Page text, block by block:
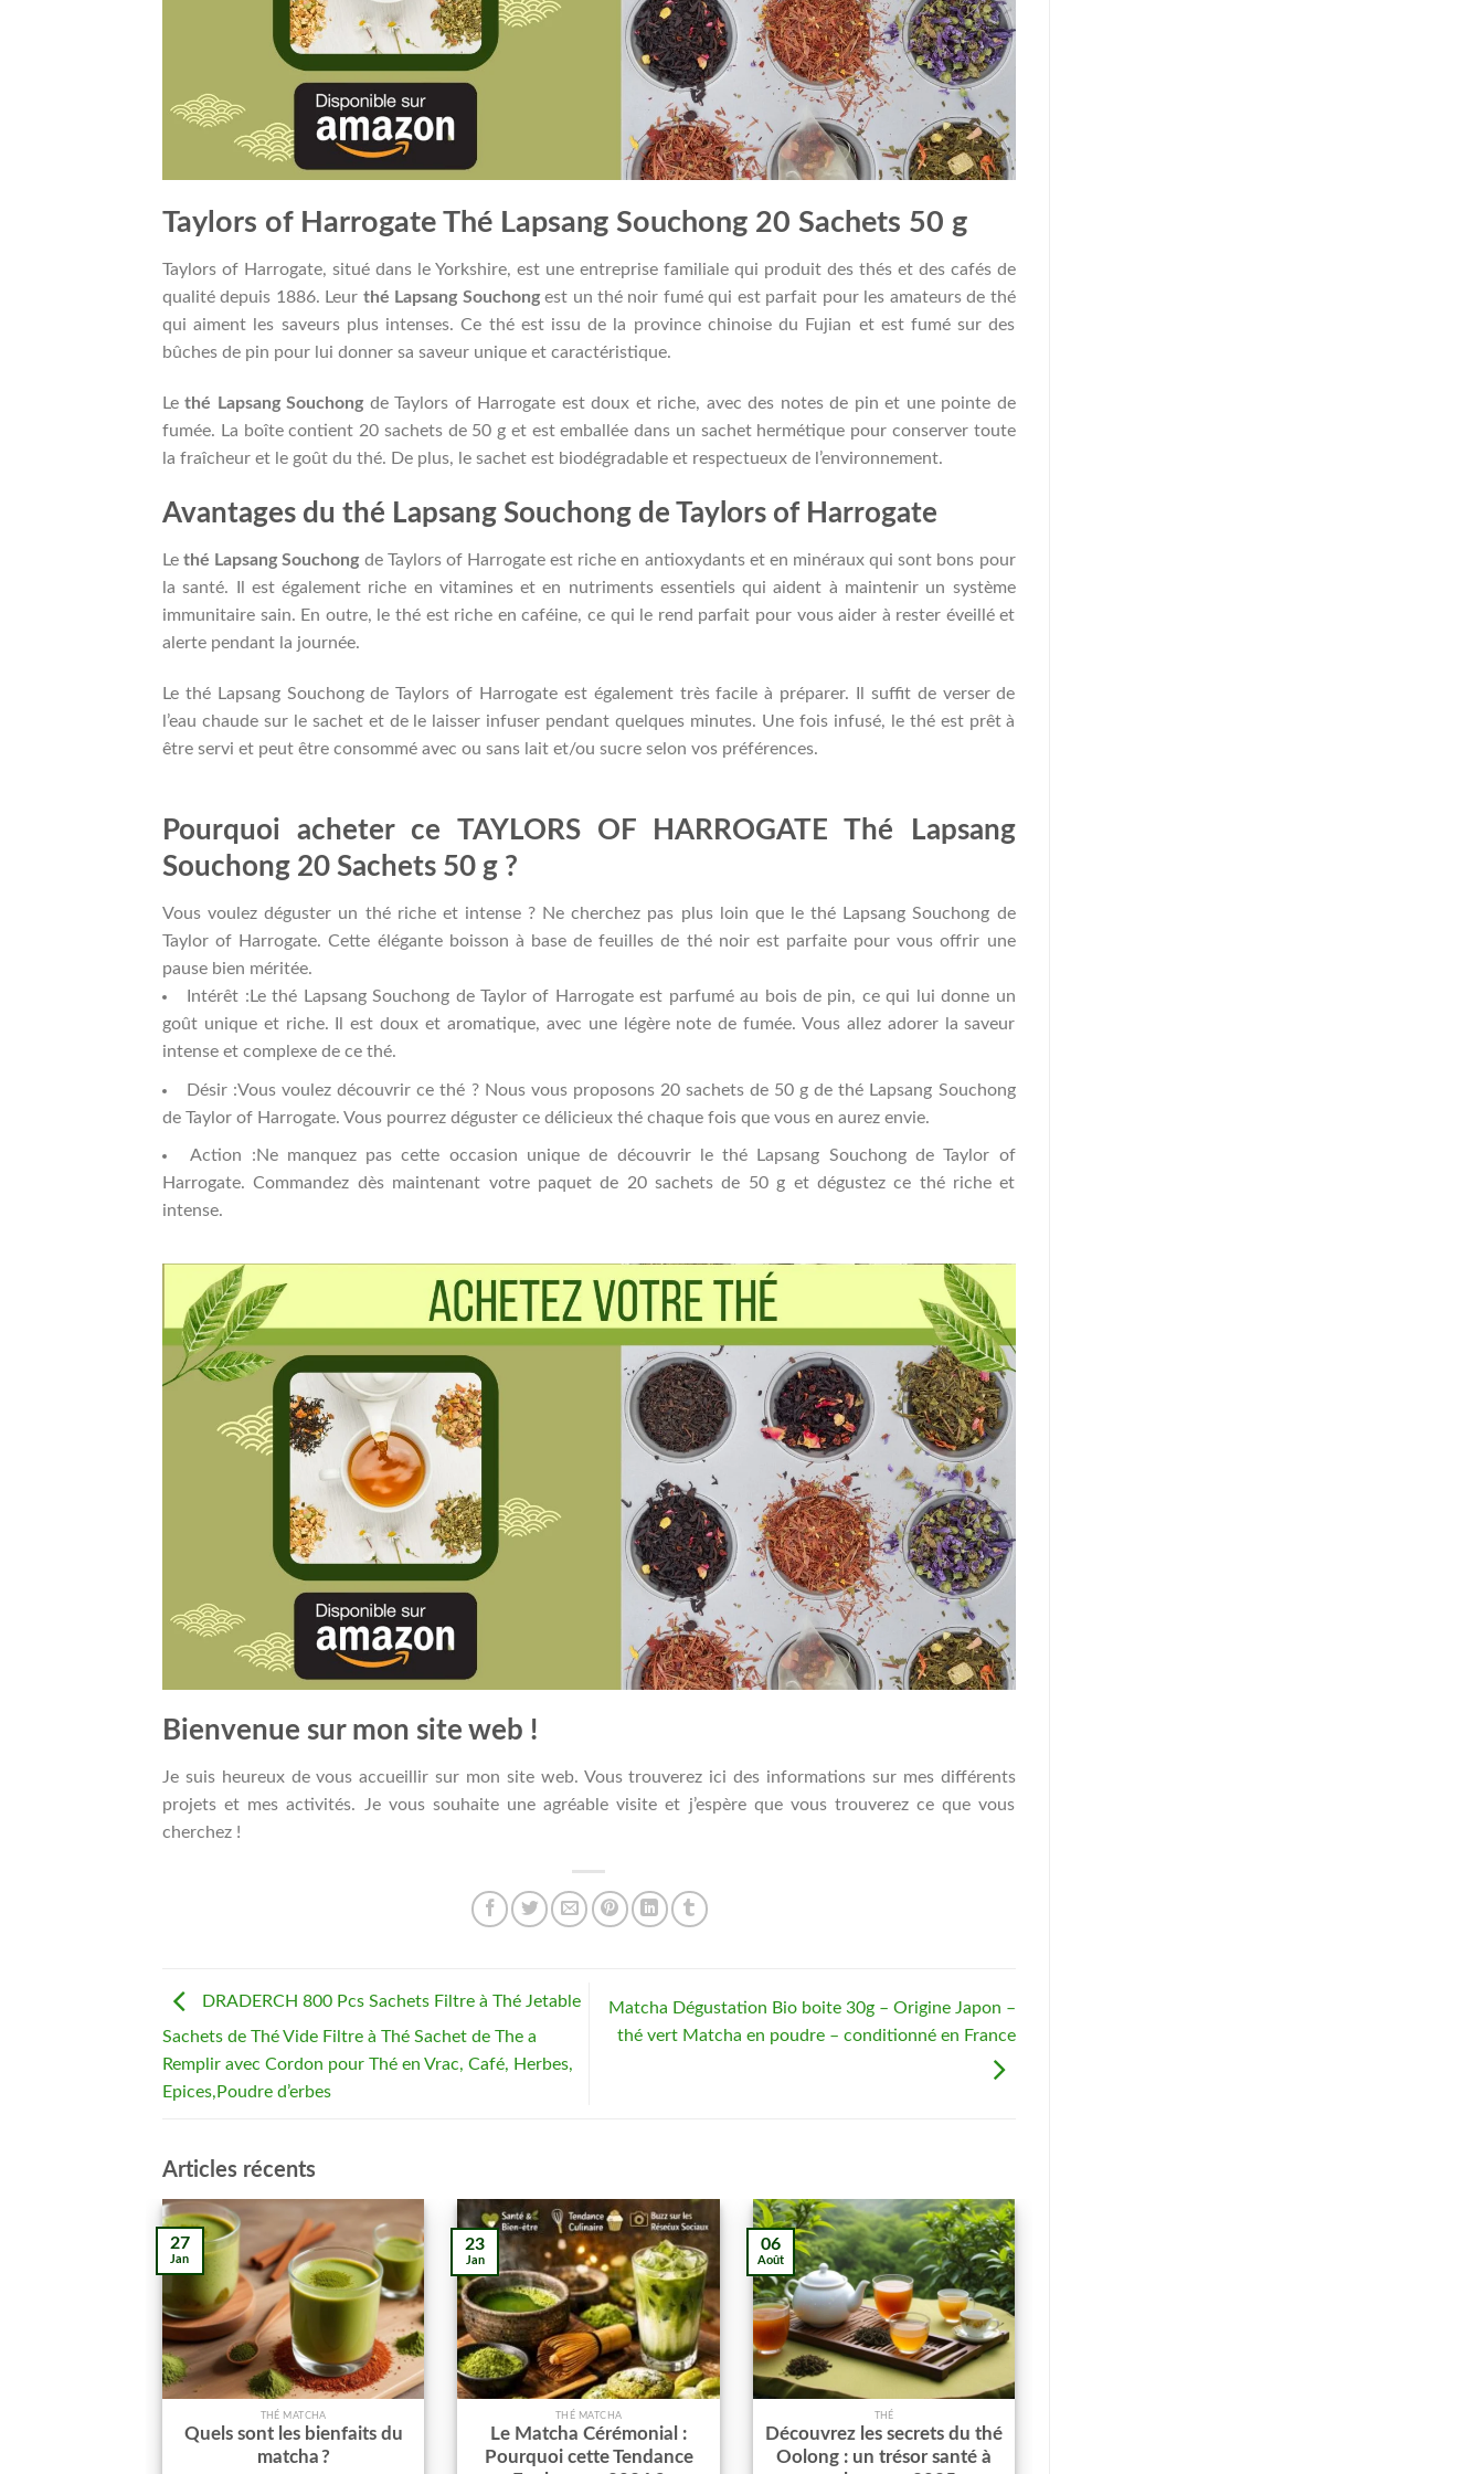
Taylors of Harrogate Thé Lapsang Souchong 20 Sachets 50 g
Taylors of Harrogate, situé dans le Yorkshire, est une entreprise familiale qui produit des thés et des cafés de
qualité depuis 1886. Leur thé Lapsang Souchongest un thé noir fumé qui est parfait pour les amateurs de thé
qui aiment les saveurs plus intenses. Ce thé est issu de la province chinoise du Fujian et est fumé sur des
bûches de pin pour lui donner sa saveur unique et caractéristique.
Lethé Lapsang Souchongde Taylors of Harrogate est doux et riche, avec des notes de pin et une pointe de
fumée. La boîte contient 20 sachets de 50 g et est emballée dans un sachet hermétique pour conserver toute
la fraîcheur et le goût du thé. De plus, le sachet est biodégradable et respectueux de l’environnement.
Avantages du thé Lapsang Souchong de Taylors of Harrogate
Lethé Lapsang Souchongde Taylors of Harrogate est riche en antioxydants et en minéraux qui sont bons pour
la santé. Il est également riche en vitamines et en nutriments essentiels qui aident à maintenir un système
immunitaire sain. En outre, le thé est riche en caféine, ce qui le rend parfait pour vous aider à rester éveillé et
alerte pendant la journée.
Le thé Lapsang Souchong de Taylors of Harrogate est également très facile à préparer. Il suffit de verser de
l’eau chaude sur le sachet et de le laisser infuser pendant quelques minutes. Une fois infusé, le thé est prêt à
être servi et peut être consommé avec ou sans lait et/ou sucre selon vos préférences.
Pourquoi acheter ce TAYLORS OF HARROGATE Thé Lapsang
Souchong 20 Sachets 50 g ?
Vous voulez déguster un thé riche et intense ? Ne cherchez pas plus loin que le thé Lapsang Souchong de
Taylor of Harrogate. Cette élégante boisson à base de feuilles de thé noir est parfaite pour vous offrir une
pause bien méritée.
Intérêt :Le thé Lapsang Souchong de Taylor of Harrogate est parfumé au bois de pin, ce qui lui donne un
goût unique et riche. Il est doux et aromatique, avec une légère note de fumée. Vous allez adorer la saveur
intense et complexe de ce thé.
Désir :Vous voulez découvrir ce thé ? Nous vous proposons 20 sachets de 50 g de thé Lapsang Souchong
de Taylor of Harrogate. Vous pourrez déguster ce délicieux thé chaque fois que vous en aurez envie.
Action :Ne manquez pas cette occasion unique de découvrir le thé Lapsang Souchong de Taylor of
Harrogate. Commandez dès maintenant votre paquet de 20 sachets de 50 g et dégustez ce thé riche et
intense.
Bienvenue sur mon site web !
Je suis heureux de vous accueillir sur mon site web. Vous trouverez ici des informations sur mes différents
projets et mes activités. Je vous souhaite une agréable visite et j’espère que vous trouverez ce que vous
cherchez !
DRADERCH 800 Pcs Sachets Filtre à Thé Jetable
Sachets de Thé Vide Filtre à Thé Sachet de The a
Remplir avec Cordon pour Thé en Vrac, Café, Herbes,
Epices,Poudre d’erbes
Matcha Dégustation Bio boite 30g – Origine Japon –
thé vert Matcha en poudre – conditionné en France
Articles récents
THÉ MATCHA
Quels sont les bienfaits du
matcha ?
27
Jan
THÉ MATCHA
Le Matcha Cérémonial :
Pourquoi cette Tendance
23
Jan
THÉ
Découvrez les secrets du thé
Oolong : un trésor santé à
06
Août